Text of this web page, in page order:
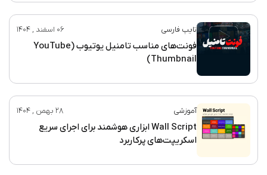
تایپ فارسی 06 اسفند , 1404
فونت‌های مناسب تامنیل یوتیوب (YouTube
Thumbnail)
آموزشی 28 بهمن , 1404
Wall Script ابزاری هوشمند برای اجرای سریع
اسکریپت‌های پرکاربرد